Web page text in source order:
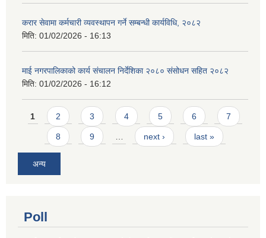
करार सेवामा कर्मचारी व्यवस्थापन गर्ने सम्बन्धी कार्यविधि, २०८२
मिति: 01/02/2026 - 16:13
माई नगरपालिकाको कार्य संचालन निर्देशिका २०८० संसोधन सहित २०८२
मिति: 01/02/2026 - 16:12
Pages
1 2 3 4 5 6 7
8 9 next › last »
अन्य
Poll